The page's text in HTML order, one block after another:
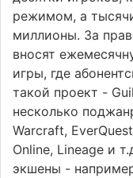
режимом, а
миллионы. За
вносят
игры, где
такой проект -
несколько
Warcraft,
Online, Lineage и
экшены -